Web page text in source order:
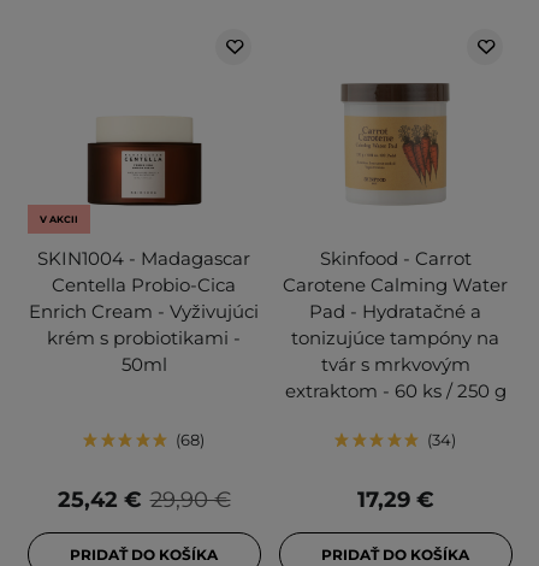
V AKCII
SKIN1004 - Madagascar
Centella Probio-Cica
Enrich Cream - Vyživujúci
krém s probiotikami -
50ml
68
29,90 €
25,42 €
PRIDAŤ DO KOŠÍKA
Skinfood - Carrot
Carotene Calming Water
Pad - Hydratačné a
tonizujúce tampóny na
tvár s mrkvovým
extraktom - 60 ks / 250 g
34
17,29 €
PRIDAŤ DO KOŠÍKA